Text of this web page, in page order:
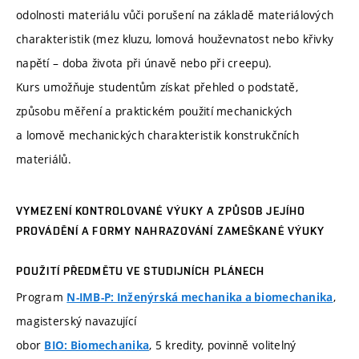
odolnosti materiálu vůči porušení na základě materiálových
charakteristik (mez kluzu, lomová houževnatost nebo křivky
napětí – doba života při únavě nebo při creepu).
Kurs umožňuje studentům získat přehled o podstatě,
způsobu měření a praktickém použití mechanických
a lomově mechanických charakteristik konstrukčních
materiálů.
VYMEZENÍ KONTROLOVANÉ VÝUKY A ZPŮSOB JEJÍHO
PROVÁDĚNÍ A FORMY NAHRAZOVÁNÍ ZAMEŠKANÉ VÝUKY
POUŽITÍ PŘEDMĚTU VE STUDIJNÍCH PLÁNECH
Program N-IMB-P: Inženýrská mechanika a biomechanika,
magisterský navazující
obor BIO: Biomechanika, 5 kredity, povinně volitelný